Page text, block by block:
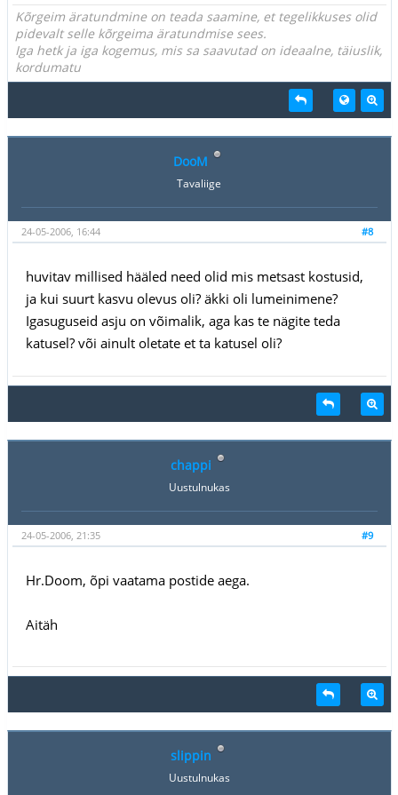
Kõrgeim äratundmine on teada saamine, et tegelikkuses olid
pidevalt selle kõrgeima äratundmise sees.
Iga hetk ja iga kogemus, mis sa saavutad on ideaalne, täiuslik,
kordumatu
DooM
Tavaliige
#8
24-05-2006, 16:44
huvitav millised hääled need olid mis metsast kostusid,
ja kui suurt kasvu olevus oli? äkki oli lumeinimene?
Igasuguseid asju on võimalik, aga kas te nägite teda
katusel? või ainult oletate et ta katusel oli?
chappi
Uustulnukas
#9
24-05-2006, 21:35
Hr.Doom, õpi vaatama postide aega.
Aitäh
slippin
Uustulnukas